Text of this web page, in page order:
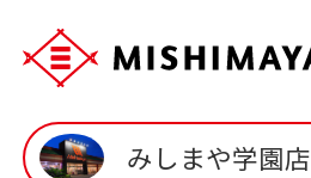
みしまや学園店